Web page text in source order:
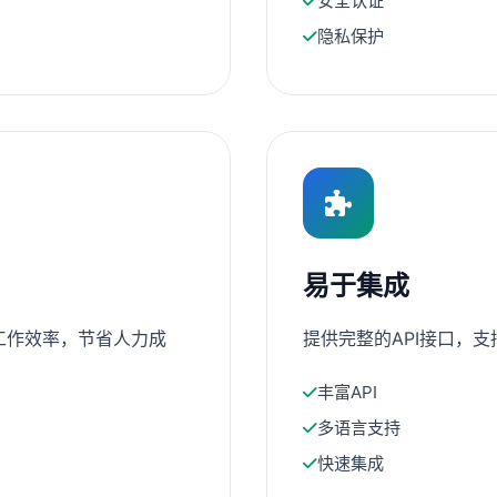
隐私保护
效率，节省人力成
易于集成
提供完整的API接口，
丰富API
多语言支持
快速集成